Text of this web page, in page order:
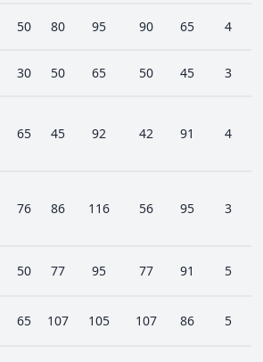
50 80 95 90 65 4
30 50 65 50 45 3
65 45 92 42 91 4
76 86 116 56 95 3
50 77 95 77 91 5
65 107 105 107 86 5